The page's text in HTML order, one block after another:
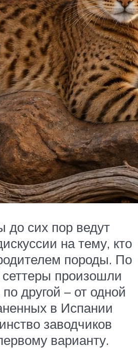
до сих пор ведут
на тему, кто
породы. По
произошли
другой – от одной
в Испании
заводчиков
варианту.